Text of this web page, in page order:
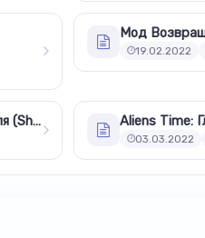
Мод
19.02.2022
Мутанты из Сталкер Тень Чернобыля (Shadow of Chernobyl) Aliens Time:
03.03.2022